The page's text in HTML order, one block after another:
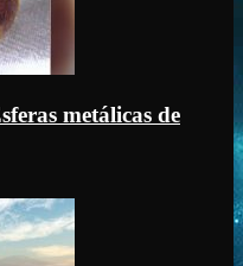
metálicas de